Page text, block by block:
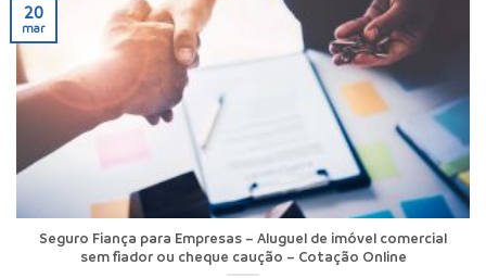
Seguro Fiança para Empresas – Aluguel de imóvel comercial
sem fiador ou cheque caução – Cotação Online
20
mar